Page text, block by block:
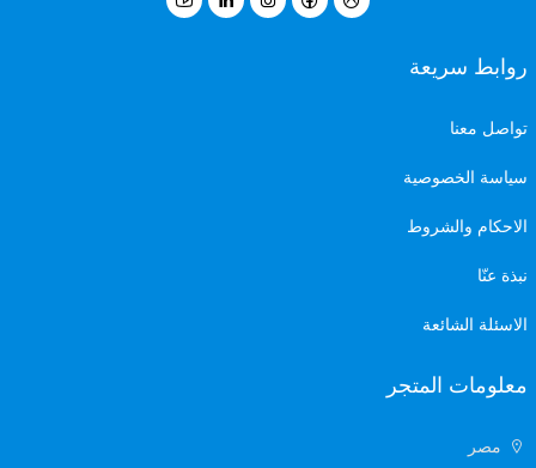
روابط سريعة
تواصل معنا
سياسة الخصوصية
الاحكام والشروط
نبذة عنّا
الاسئلة الشائعة
معلومات المتجر
مصر